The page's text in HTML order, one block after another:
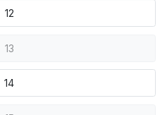
12
13
14